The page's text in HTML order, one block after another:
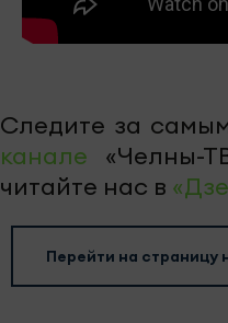
Следите за
канале «Челны-
читайте нас в
Перейти на страницу